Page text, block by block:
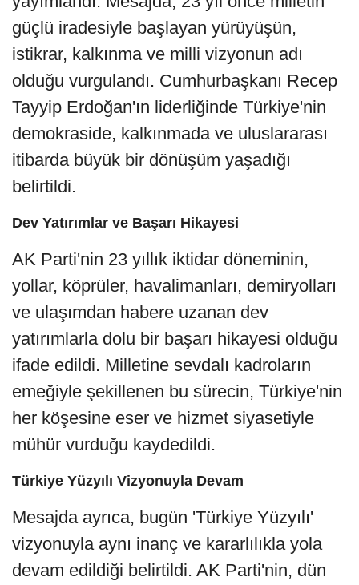
güçlü iradesiyle başlayan yürüyüşün,
istikrar, kalkınma ve milli vizyonun adı
olduğu vurgulandı. Cumhurbaşkanı Recep
Tayyip Erdoğan'ın liderliğinde Türkiye'nin
demokraside, kalkınmada ve uluslararası
itibarda büyük bir dönüşüm yaşadığı
belirtildi.
Dev Yatırımlar ve Başarı Hikayesi
AK Parti'nin 23 yıllık iktidar döneminin,
yollar, köprüler, havalimanları, demiryolları
ve ulaşımdan habere uzanan dev
yatırımlarla dolu bir başarı hikayesi olduğu
ifade edildi. Milletine sevdalı kadroların
emeğiyle şekillenen bu sürecin, Türkiye'nin
her köşesine eser ve hizmet siyasetiyle
mühür vurduğu kaydedildi.
Türkiye Yüzyılı Vizyonuyla Devam
Mesajda ayrıca, bugün 'Türkiye Yüzyılı'
vizyonuyla aynı inanç ve kararlılıkla yola
devam edildiği belirtildi. AK Parti'nin, dün